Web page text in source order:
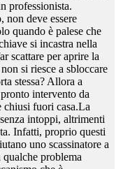
professionista.
non deve essere
quando è palese che
si incastra nella
scattare per aprire la
si riesce a sbloccare
stessa? Allora a
intervento da
chiusi fuori casa.La
intoppi, altrimenti
Infatti, proprio questi
uno scassinatore a
qualche problema